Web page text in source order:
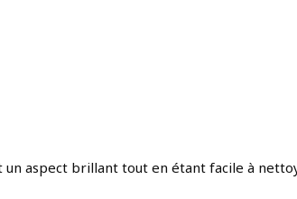
aspect brillant tout en étant facile à